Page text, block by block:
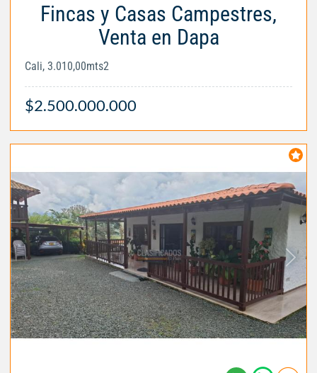
Fincas y Casas Campestres,
Venta en Dapa
Cali, 3.010,00mts2
$2.500.000.000